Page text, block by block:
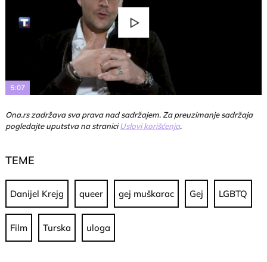
Play
Video
5:07
Ona.rs zadržava sva prava nad sadržajem. Za preuzimanje sadržaja
pogledajte uputstva na straniciUslovi korišćenja.
TEME
Danijel Krejg queer gej muškarac Gej LGBTQ
Film Turska uloga